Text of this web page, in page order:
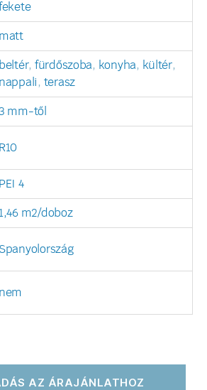
matt
beltér, fürdőszoba, konyha, kültér,
nappali, terasz
mm-től
R10
PEI 4
m2/doboz
Spanyolország
nem
AZ ÁRAJÁNLATHOZ